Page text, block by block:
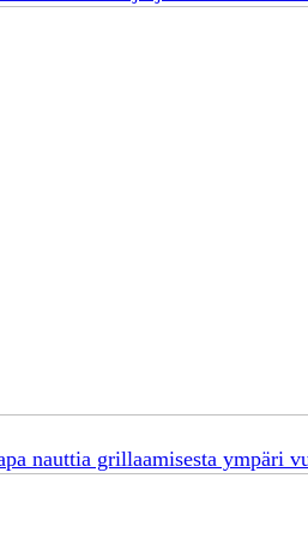
nauttia grillaamisesta ympäri